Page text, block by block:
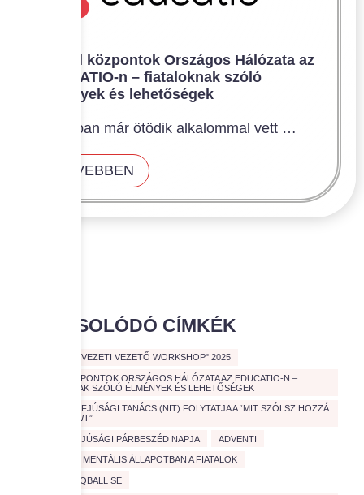
A Civil központok Országos Hálózata az
EDUCATIO-n – fiataloknak szóló
élmények és lehetőségek
2026-ban már ötödik alkalommal vett …
BŐVEBBEN
KAPCSOLÓDÓ CÍMKÉK
"CIVIL SZERVEZETI VEZETŐ WORKSHOP" 2025
A CIVIL KÖZPONTOK ORSZÁGOS HÁLÓZATA AZ EDUCATIO-N –
FIATALOKNAK SZÓLÓ ÉLMÉNYEK ÉS LEHETŐSÉGEK
A NEMZETI IFJÚSÁGI TANÁCS (NIT) FOLYTATJA A “MIT SZÓLSZ HOZZÁ
ROADSHOWT”
A VÁROSI IFJÚSÁGI PÁRBESZÉD NAPJA ADVENTI
AGGASZTÓ MENTÁLIS ÁLLAPOTBAN A FIATALOK
ARENDA TEQBALL SE